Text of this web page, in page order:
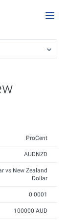
ProCent
AUDNZD
vs New Zealand
Dollar
0.0001
100000 AUD